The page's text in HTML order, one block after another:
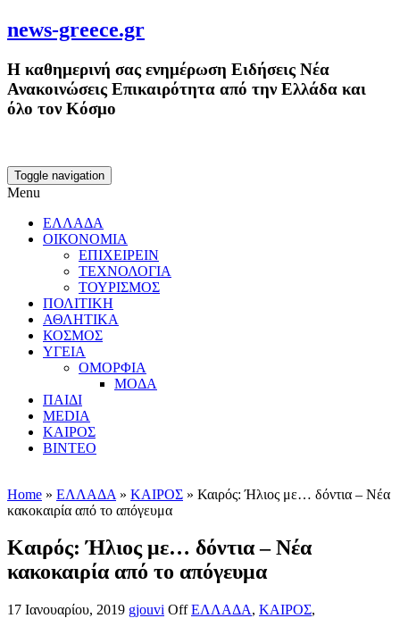
news-greece.gr
Η καθημερινή σας ενημέρωση Ειδήσεις Νέα
Ανακοινώσεις Επικαιρότητα από την Ελλάδα και
όλο τον Κόσμο
Toggle navigation
Menu
ΕΛΛΑΔΑ
ΟΙΚΟΝΟΜΙΑ
ΕΠΙΧΕΙΡΕΙΝ
ΤΕΧΝΟΛΟΓΙΑ
ΤΟΥΡΙΣΜΟΣ
ΠΟΛΙΤΙΚΗ
ΑΘΛΗΤΙΚΑ
ΚΟΣΜΟΣ
ΥΓΕΙΑ
ΟΜΟΡΦΙΑ
ΜΟΔΑ
ΠΑΙΔΙ
MEDIA
ΚΑΙΡΟΣ
ΒΙΝΤΕΟ
Home » ΕΛΛΑΔΑ » ΚΑΙΡΟΣ » Καιρός: Ήλιος με… δόντια – Νέα
κακοκαιρία από το απόγευμα
Καιρός: Ήλιος με… δόντια – Νέα
κακοκαιρία από το απόγευμα
17 Ιανουαρίου, 2019 gjouvi Off ΕΛΛΑΔΑ, ΚΑΙΡΟΣ,